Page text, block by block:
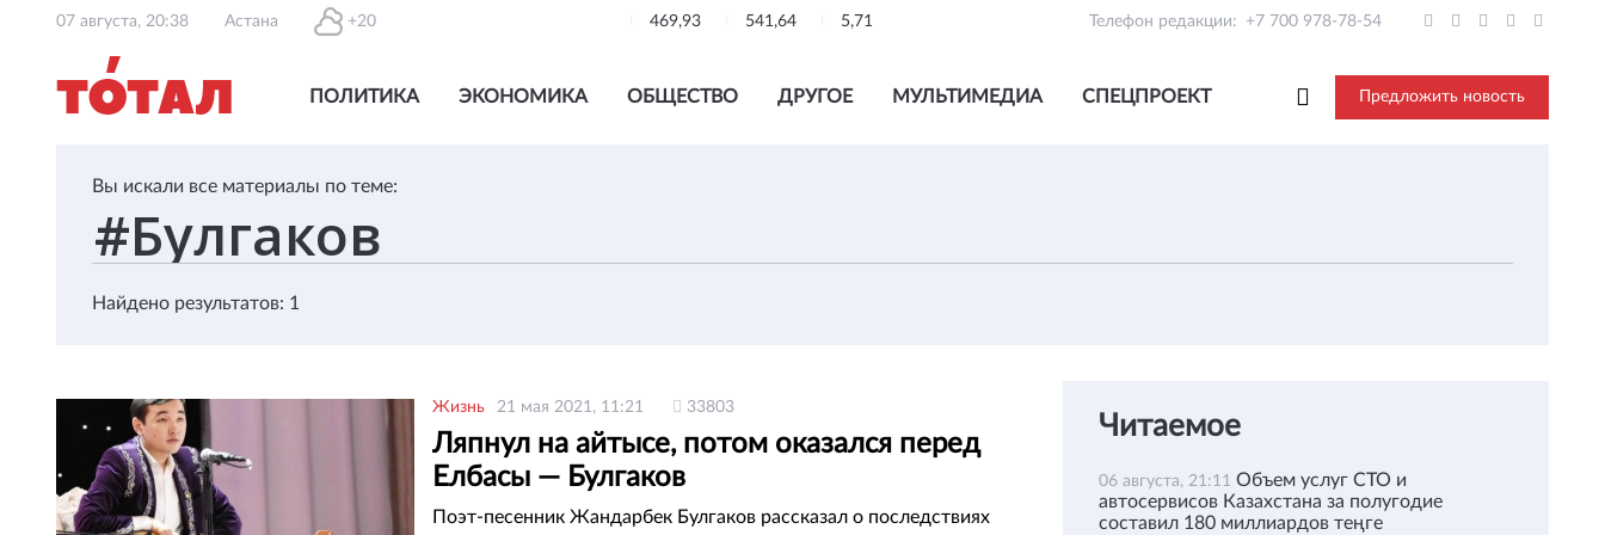
07 августа, 20:38 Астана +20 469,93 541,64 5,71 Телефон редакции: +7 700 978-78-54
ПОЛИТИКА ЭКОНОМИКА ОБЩЕСТВО ДРУГОЕ МУЛЬТИМЕДИА СПЕЦПРОЕКТ Предложить новость
Вы искали все материалы по теме:
Найдено результатов: 1
Жизнь 21 мая 2021, 11:21 33803
Ляпнул на айтысе, потом оказался перед
Елбасы — Булгаков
Поэт-песенник Жандарбек Булгаков рассказал о последствиях
Читаемое
06 августа, 21:11 Объем услуг СТО и
автосервисов Казахстана за полугодие
составил 180 миллиардов теңге